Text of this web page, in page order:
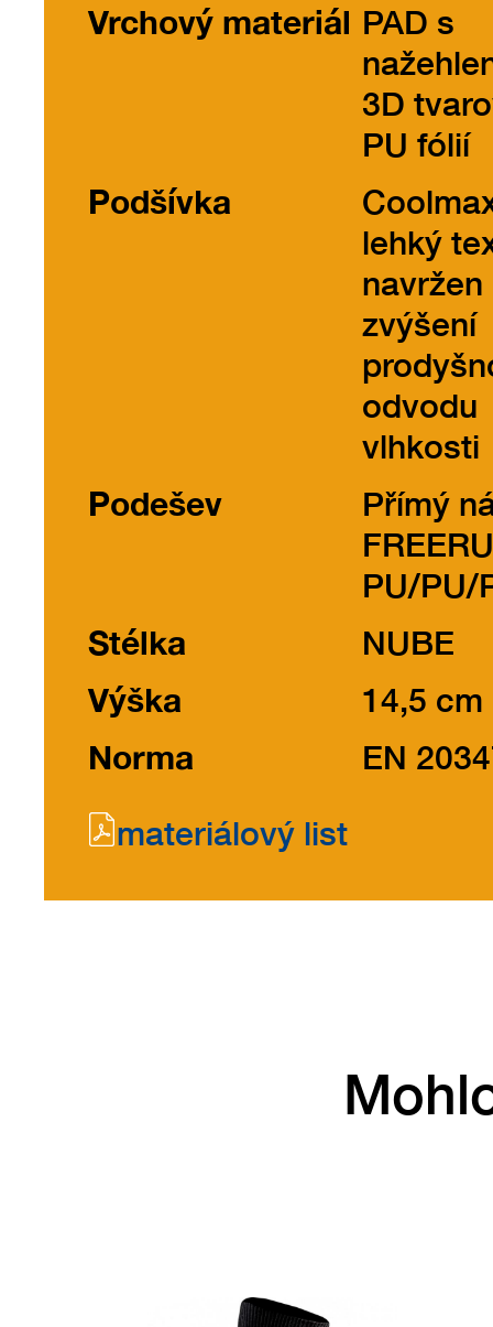
Vrchový materiál PAD s
3D
PU fólií
Podšívka
lehký
navržen
zvýšení
odvodu
vlhkosti
Podešev
Přímý
PU/PU/
Stélka
NUBE
Výška
14,5 cm
Norma
EN
materiálový list